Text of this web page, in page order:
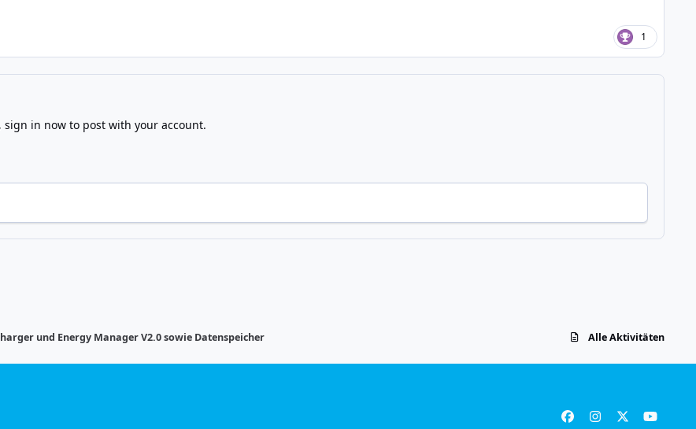
1
sign in nowto post with your account.
und Energy Manager V2.0 sowie Datenspeicher Alle Aktivitäten